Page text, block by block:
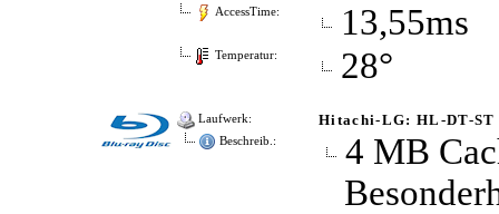
AccessTime: 13,55ms
Temperatur: 28°
Laufwerk: Hitachi-LG: HL-DT-ST
Beschreib.:
4 MB